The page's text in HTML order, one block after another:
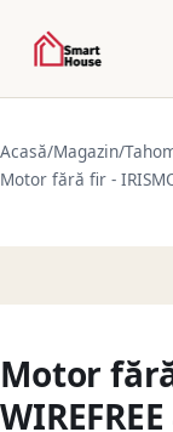
Acasă/Magazin/
Motor fără fir -
Motor